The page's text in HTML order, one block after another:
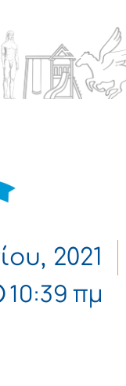
2021
10:39 πμ